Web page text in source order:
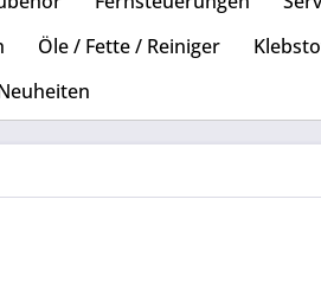
Öle / Fette / Reiniger